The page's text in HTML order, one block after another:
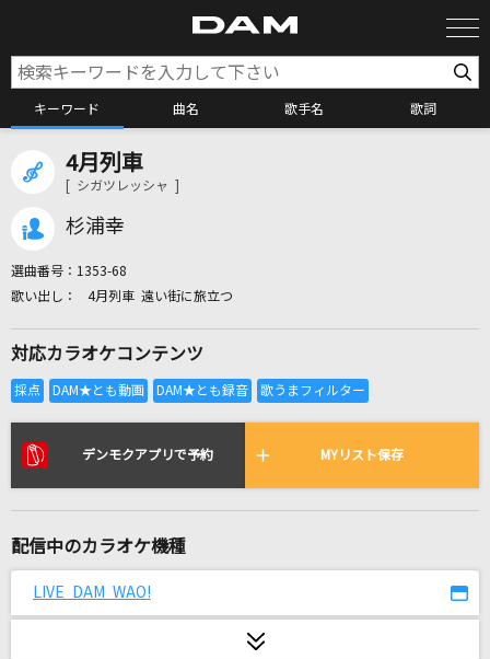
キーワード 曲名 歌手名 歌詞
全国りれき
リアルタイムで歌われている曲の一覧
CATCH ME
4月列車
[ シガツレッシャ ]
杉浦幸
選曲番号： 1353-68
4月列車 遠い街に旅立つ
対応カラオケコンテンツ
デンモクアプリで予約 MYリスト保存
配信中のカラオケ機種
LIVE DAM WAO!